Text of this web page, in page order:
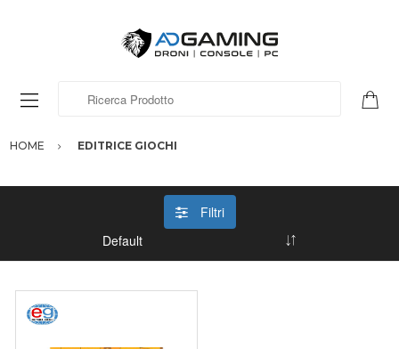
HOME EDITRICE GIOCHI
Filtri